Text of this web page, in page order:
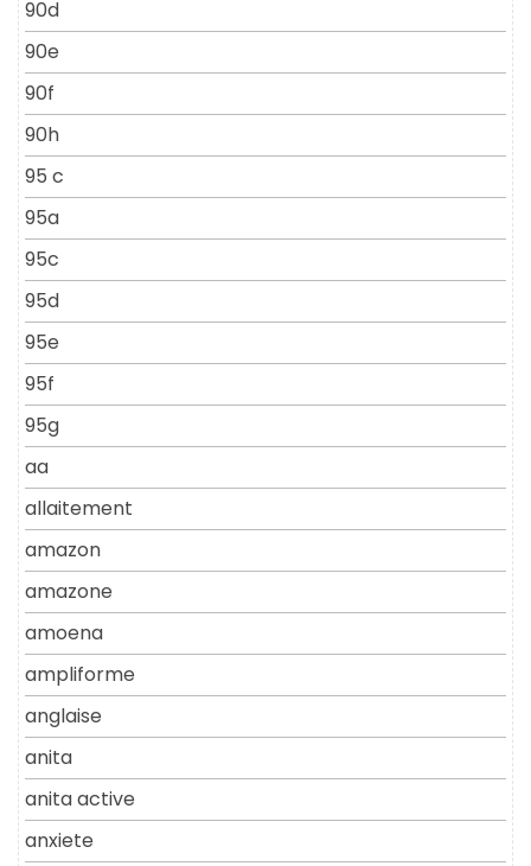
90d
90e
90f
90h
95 c
95a
95c
95d
95e
95f
95g
aa
allaitement
amazon
amazone
amoena
ampliforme
anglaise
anita
anita active
anxiete